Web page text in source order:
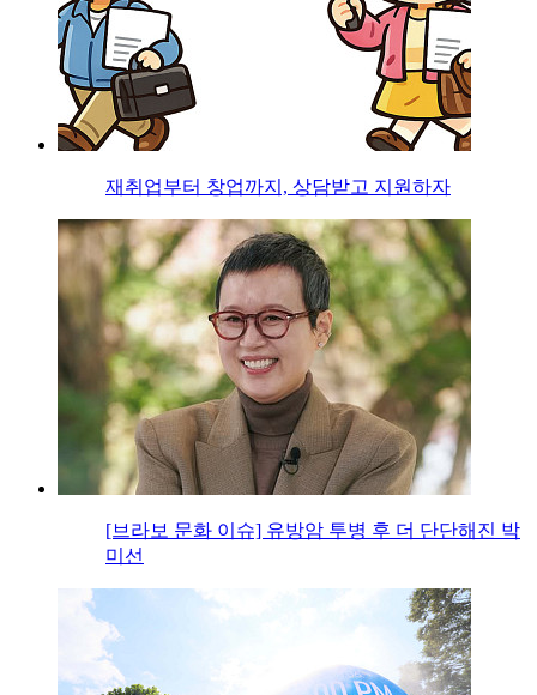
재취업부터 창업까지, 상담받고 지원하자
[브라보 문화 이슈] 유방암 투병 후 더 단단해진 박
미선